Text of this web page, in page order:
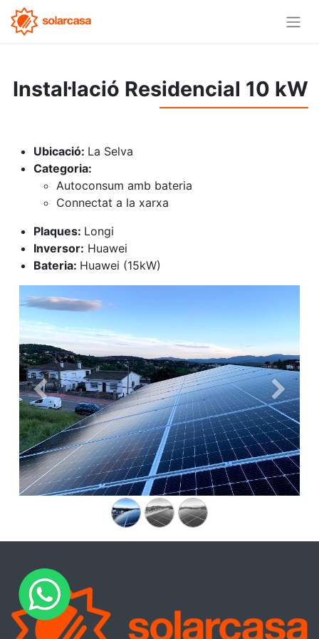
Instal·lació Residencial 10 kW
Ubicació: La Selva
Categoria:
Autoconsum amb bateria
Connectat a la xarxa
Plaques: Longi
Inversor: Huawei
Bateria: Huawei (15kW)
Anterior